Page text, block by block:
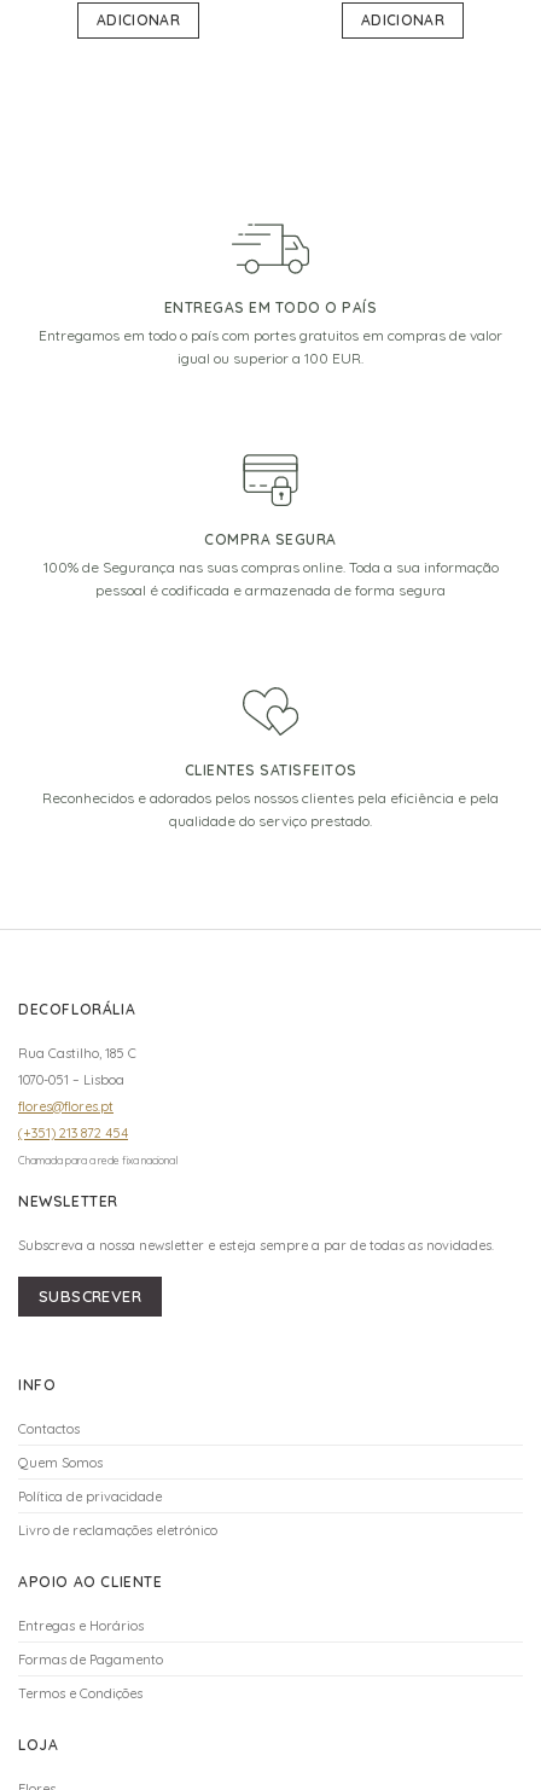
ADICIONAR ADICIONAR
ENTREGAS EM TODO O PAÍS
Entregamos em todo o país com portes gratuitos em compras de valor
igual ou superior a 100 EUR.
COMPRA SEGURA
100% de Segurança nas suas compras online. Toda a sua informação
pessoal é codificada e armazenada de forma segura
CLIENTES SATISFEITOS
Reconhecidos e adorados pelos nossos clientes pela eficiência e pela
qualidade do serviço prestado.
DECOFLORÁLIA
Rua Castilho, 185 C
1070-051 – Lisboa
flores@flores.pt
(+351) 213 872 454
Chamada para a rede fixa nacional
NEWSLETTER
Subscreva a nossa newsletter e esteja sempre a par de todas as novidades.
SUBSCREVER
INFO
Contactos
Quem Somos
Política de privacidade
Livro de reclamações eletrónico
APOIO AO CLIENTE
Entregas e Horários
Formas de Pagamento
Termos e Condições
LOJA